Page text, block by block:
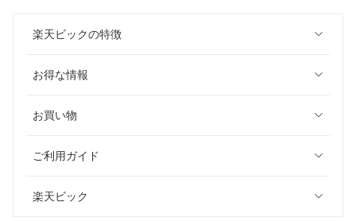
楽天ビックの特徴
お得な情報
お買い物
ご利用ガイド
楽天ビック